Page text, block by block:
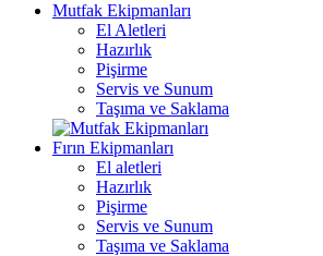
Mutfak Ekipmanları
El Aletleri
Hazırlık
Pişirme
Servis ve Sunum
Taşıma ve Saklama
Fırın Ekipmanları
El aletleri
Hazırlık
Pişirme
Servis ve Sunum
Taşıma ve Saklama